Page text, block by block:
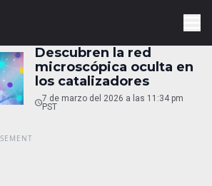
Descubren la red
microscópica oculta en
los catalizadores
7 de marzo del 2026 a las 11:34 pm
PST